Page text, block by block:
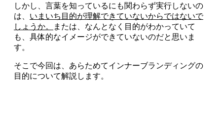
しかし、言葉を知っているにも関わらず実行しないの
は、 いまいち目的が理解できていないからではないで
しょうか。
または、なんとなく目的がわかっていて
も、具体的なイメージができていないのだと思いま
す。
そこで今回は、あらためてインナーブランディングの
目的について解説します。